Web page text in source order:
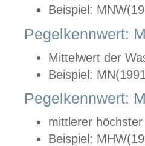
Beispiel:
Pegelkennwert:
Mittelwert der
Beispiel:
Pegelkennwert:
mittlerer
Beispiel: